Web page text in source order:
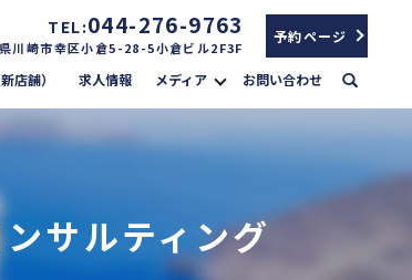
TEL:044-276-9763
川崎市幸区小倉5-28-5小倉ビル2F3F
予約ページ
店舗） 求人情報 メディア お問い合わせ search
サルティング